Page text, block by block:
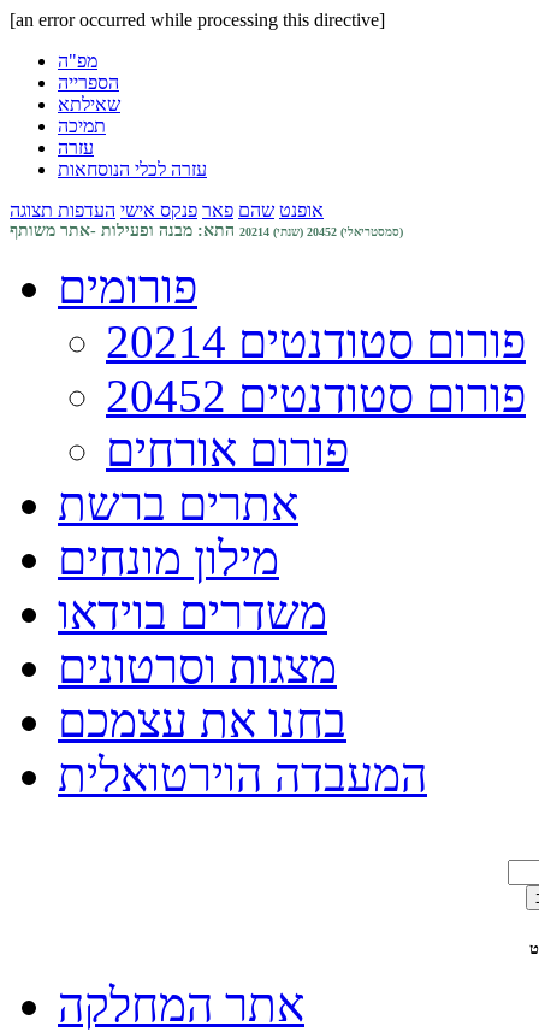
[an error occurred while processing this directive]
מפ"ה
הספרייה
שאילתא
תמיכה
עזרה
עזרה לכלי הנוסחאות
אופנט שהם פאר פנקס אישי העדפות תצוגה
התא: מבנה ופעילות - 20214 (שנתי) 20452 (סמסטריאלי)
פורומים
פורום סטודנטים 20214
פורום סטודנטים 20452
פורום אורחים
אתרים ברשת
מילון מונחים
משדרים בוידאו
מצגות וסרטונים
בחנו את עצמכם
המעבדה הוירטואלית
אתר המחלקה